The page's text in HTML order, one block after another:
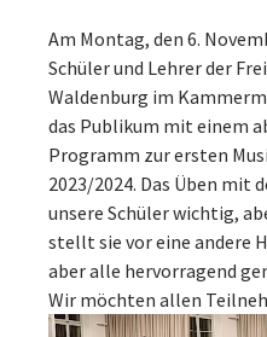
Am Montag, den 6.
Schüler und Lehrer der
Waldenburg im
das Publikum mit einem
Programm zur ersten
2023/2024. Das Üben mit
unsere Schüler wichtig,
stellt sie vor eine andere
aber alle hervorragend
Wir möchten allen